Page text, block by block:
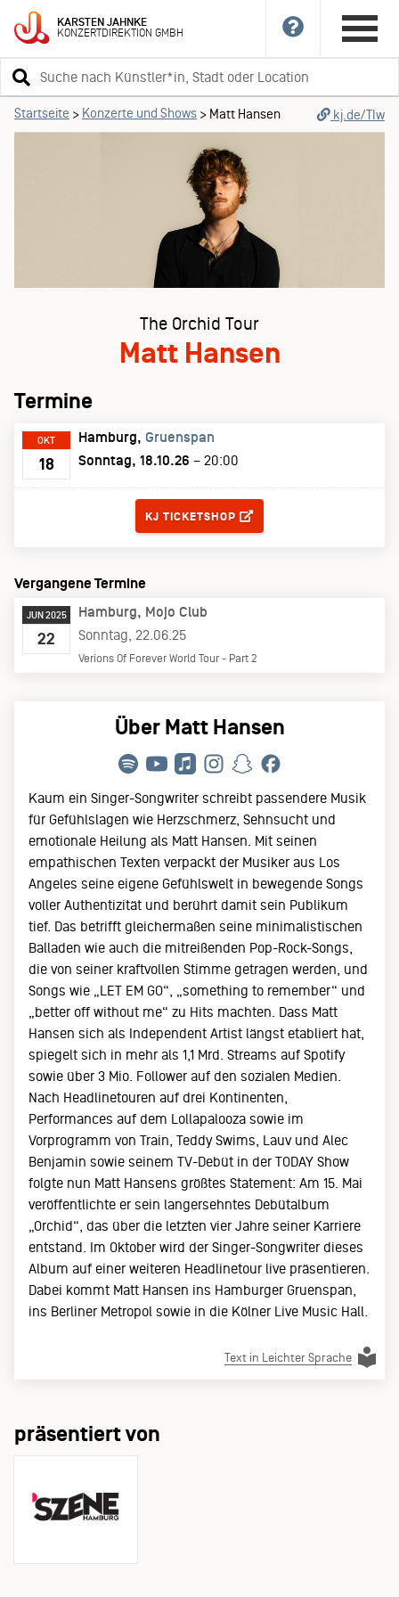
KARSTENJAHNKE
KONZERTDIREKTIONGMBH
Suchbegriff
eingeben
Startseite > Konzerte und Shows > Matt Hansen kj.de/TIw
The Orchid Tour
Matt Hansen
Termine
OKT
18
Hamburg Gruenspan
Sonntag, 18.10.26 – 20:00
KJ TICKETSHOP
Vergangene Termine
JUN 2025
22
Hamburg
Mojo Club
Sonntag, 22.06.25
Verions Of Forever World Tour - Part 2
Über Matt Hansen
Kaum ein Singer-Songwriter schreibt passendere Musik
für Gefühlslagen wie Herzschmerz, Sehnsucht und
emotionale Heilung als Matt Hansen. Mit seinen
empathischen Texten verpackt der Musiker aus Los
Angeles seine eigene Gefühlswelt in bewegende Songs
voller Authentizität und berührt damit sein Publikum
tief. Das betrifft gleichermaßen seine minimalistischen
Balladen wie auch die mitreißenden Pop-Rock-Songs,
die von seiner kraftvollen Stimme getragen werden, und
Songs wie „LET EM GO“, „something to remember“ und
„better off without me“ zu Hits machten. Dass Matt
Hansen sich als Independent Artist längst etabliert hat,
spiegelt sich in mehr als 1,1 Mrd. Streams auf Spotify
sowie über 3 Mio. Follower auf den sozialen Medien.
Nach Headlinetouren auf drei Kontinenten,
Performances auf dem Lollapalooza sowie im
Vorprogramm von Train, Teddy Swims, Lauv und Alec
Benjamin sowie seinem TV-Debüt in der TODAY Show
folgte nun Matt Hansens größtes Statement: Am 15. Mai
veröffentlichte er sein langersehntes Debütalbum
„Orchid“, das über die letzten vier Jahre seiner Karriere
entstand. Im Oktober wird der Singer-Songwriter dieses
Album auf einer weiteren Headlinetour live präsentieren.
Dabei kommt Matt Hansen ins Hamburger Gruenspan,
ins Berliner Metropol sowie in die Kölner Live Music Hall.
Text in Leichter Sprache
präsentiert von